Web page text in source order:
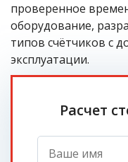
проверенное
оборудование,
типов счётчиков с
эксплуатации.
Расчет